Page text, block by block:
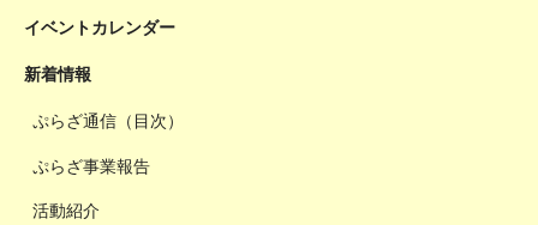
イベントカレンダー
新着情報
ぷらざ通信（目次）
ぷらざ事業報告
活動紹介